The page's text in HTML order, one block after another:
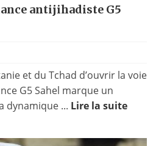
antijihadiste G5
et du Tchad d’ouvrir la voie
G5 Sahel marque un
dynamique ... Lire la suite